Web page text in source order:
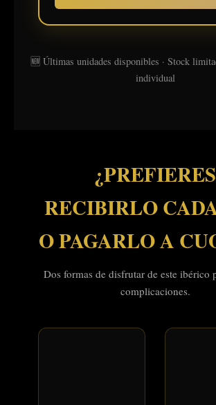
🆕 Últimas unidades disponibles · Stock
individual
¿PREFIERES
RECIBIRLO
O PAGARLO A
Dos formas de disfrutar de este ibérico
complicaciones.